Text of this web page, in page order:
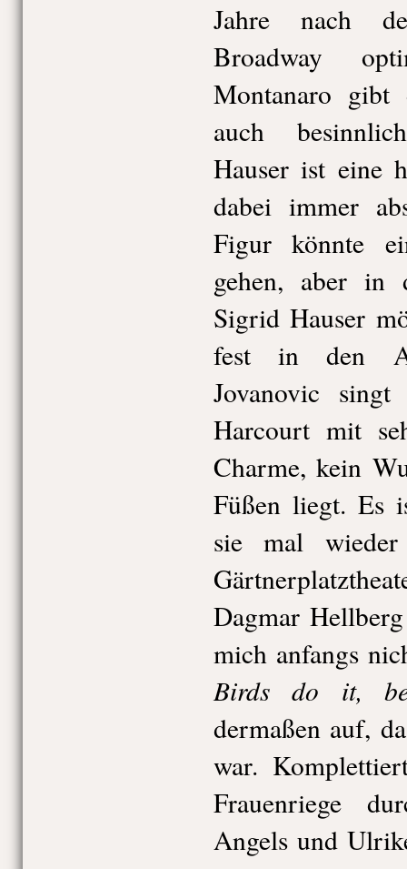
Jahre nach
Broadway
Montanaro
auch
Hauser ist eine
dabei immer
Figur könnte
gehen, aber in
Sigrid Hauser
fest in den
Jovanovic
Harcourt mit
Charme, kein
Füßen liegt. Es
sie mal
Dagmar
mich anfangs
Birds do it,
dermaßen auf,
war.
Frauenriege
Angels und